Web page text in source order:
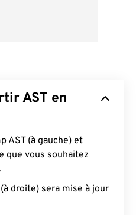
AST en
AST (à gauche) et
que vous souhaitez
droite) sera mise à jour